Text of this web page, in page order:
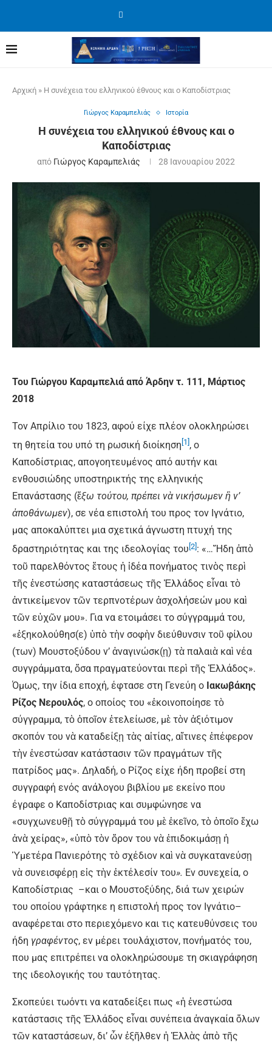
Αρχική » Η συνέχεια του ελληνικού έθνους και ο Καποδίστριας
Γιώργος Καραμπελιάς Ιστορία
Η συνέχεια του ελληνικού έθνους και ο
Καποδίστριας
από Γιώργος Καραμπελιάς 28 Ιανουαρίου 2022
Του Γιώργου Καραμπελιά από Άρδην τ. 111, Μάρτιος
2018
Τον Απρίλιο του 1823, αφού είχε πλέον ολοκληρώσει
τη θητεία του υπό τη ρωσική διοίκηση [1] , ο
Καποδίστριας, απογοητευμένος από αυτήν και
ενθουσιώδης υποστηρικτής της ελληνικής
Επανάστασης (ἔξω τούτου, πρέπει νὰ νικήσωμεν ἢ ν’
ἀποθάνωμεν), σε νέα επιστολή του προς τον Ιγνάτιο,
μας αποκαλύπτει μια σχετικά άγνωστη πτυχή της
δραστηριότητας και της ιδεολογίας του [2]: «…Ἤδη ἀπὸ
τοῦ παρελθόντος ἔτους ἡ ἰδέα πονήματος τινὸς περὶ
τῆς ἐνεστώσης καταστάσεως τῆς Ἑλλάδος εἶναι τὸ
ἀντικείμενον τῶν τερπνοτέρων ἀσχολήσεών μου καὶ
τῶν εὐχῶν μου». Για να ετοιμάσει το σύγγραμμά του,
«ἐξηκολούθησ(ε) ὑπὸ τὴν σοφὴν διεύθυνσιν τοῦ φίλου
(των) Μουστοξύδου ν’ ἀναγινώσκ(ῃ) τὰ παλαιὰ καὶ νέα
συγγράμματα, ὅσα πραγματεύονται περὶ τῆς Ἑλλάδος».
Όμως, την ίδια εποχή, έφτασε στη Γενεύη ο Ιακωβάκης
Ρίζος Νερουλός, ο οποίος του «ἐκοινοποίησε τὸ
σύγγραμμα, τὸ ὁποῖον ἐτελείωσε, μὲ τὸν ἀξιότιμον
σκοπόν του νὰ καταδείξῃ τὰς αἰτίας, αἴτινες ἐπέφερον
τὴν ἐνεστώσαν κατάστασιν τῶν πραγμάτων τῆς
πατρίδος μας». Δηλαδή, ο Ρίζος είχε ήδη προβεί στη
συγγραφή ενός ανάλογου βιβλίου με εκείνο που
έγραφε ο Καποδίστριας και συμφώνησε να
«συγχωνευθῇ τὸ σύγγραμμά του μὲ ἐκεῖνο, τὸ ὁποῖο ἔχω
ἀνὰ χείρας», «ὑπὸ τὸν ὄρον του νὰ ἐπιδοκιμάσῃ ἡ
Ὑμετέρα Πανιερότης τὸ σχέδιον καὶ νὰ συγκατανεύσῃ
νὰ συνεισφέρῃ εἰς τὴν ἐκτέλεσίν του». Εν συνεχεία, ο
Καποδίστριας –και ο Μουστοξύδης, διά των χειρών
του οποίου γράφτηκε η επιστολή προς τον Ιγνάτιο–
αναφέρεται στο περιεχόμενο και τις κατευθύνσεις του
ήδη γραφέντος, εν μέρει τουλάχιστον, πονήματός του,
που μας επιτρέπει να ολοκληρώσουμε τη σκιαγράφηση
της ιδεολογικής του ταυτότητας.
Σκοπεύει τωόντι να καταδείξει πως «ἡ ἐνεστώσα
κατάστασις τῆς Ἑλλάδος εἶναι συνέπεια ἀναγκαία ὅλων
τῶν καταστάσεων, δι’ ὧν ἐξῆλθεν ἡ Ἑλλὰς ἀπὸ τῆς